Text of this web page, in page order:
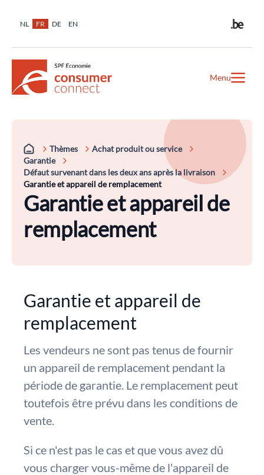
NL FR DE EN
Menu
Thèmes
Achat produit ou service
Garantie
Défaut survenant dans les deux ans après la livraison
Garantie et appareil de remplacement
Garantie et appareil de
remplacement
Garantie et appareil de
remplacement
Les vendeurs ne sont pas tenus de fournir
un appareil de remplacement pendant la
période de garantie. Le remplacement peut
toutefois être prévu dans les conditions de
vente.
Si ce n'est pas le cas et que vous avez dû
vous charger vous-même de l'appareil de